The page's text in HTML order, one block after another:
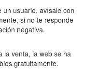
un usuario, avísale con
si no te responde
negativa.
la venta, la web se ha
gratuitamente.